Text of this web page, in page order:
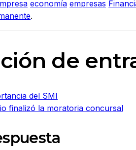
economía empresas
.
de
del SMI
finalizó la moratoria concursal